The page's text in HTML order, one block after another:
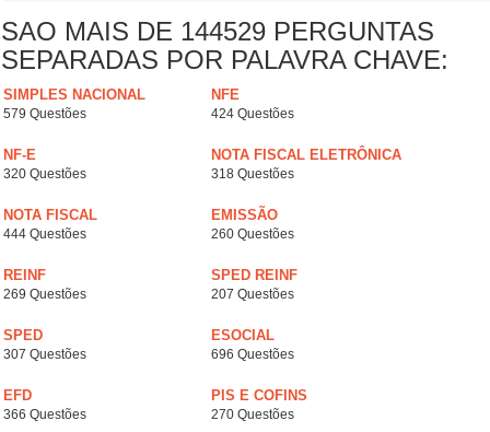
SAO MAIS DE 144529 PERGUNTAS
SEPARADAS POR PALAVRA CHAVE:
SIMPLES NACIONAL
579 Questões
NFE
424 Questões
NF-E
320 Questões
NOTA FISCAL ELETRÔNICA
318 Questões
NOTA FISCAL
444 Questões
EMISSÃO
260 Questões
REINF
269 Questões
SPED REINF
207 Questões
SPED
307 Questões
ESOCIAL
696 Questões
EFD
366 Questões
PIS E COFINS
270 Questões